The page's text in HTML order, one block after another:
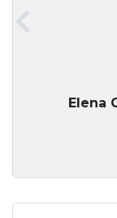
Elena